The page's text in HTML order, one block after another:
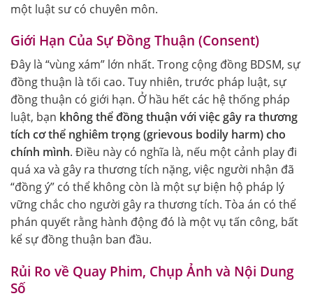
một luật sư có chuyên môn.
Giới Hạn Của Sự Đồng Thuận (Consent)
Đây là “vùng xám” lớn nhất. Trong cộng đồng BDSM, sự
đồng thuận là tối cao. Tuy nhiên, trước pháp luật, sự
đồng thuận có giới hạn. Ở hầu hết các hệ thống pháp
luật, bạn không thể đồng thuận với việc gây ra thương
tích cơ thể nghiêm trọng (grievous bodily harm) cho
chính mình. Điều này có nghĩa là, nếu một cảnh play đi
quá xa và gây ra thương tích nặng, việc người nhận đã
“đồng ý” có thể không còn là một sự biện hộ pháp lý
vững chắc cho người gây ra thương tích. Tòa án có thể
phán quyết rằng hành động đó là một vụ tấn công, bất
kể sự đồng thuận ban đầu.
Rủi Ro về Quay Phim, Chụp Ảnh và Nội Dung
Số